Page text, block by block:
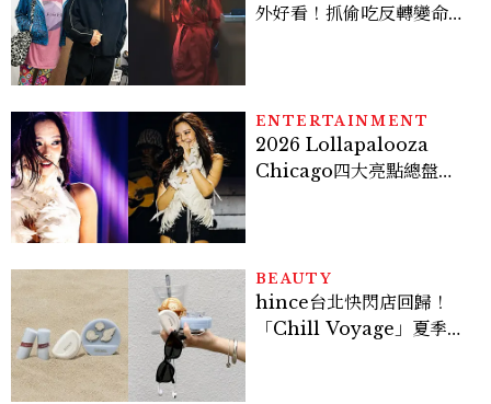
外好看！抓偷吃反轉變命
看點懶人包
ENTERTAINMENT
2026 Lollapalooza
Chicago四大亮點總盤
BEAUTY
hince台北快閃店回歸！
「Chill Voyage」夏季限